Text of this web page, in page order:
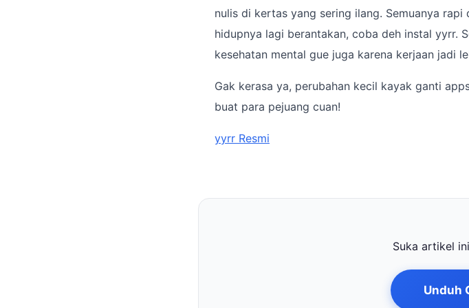
nulis di kertas yang sering ilang. Semuanya
hidupnya lagi berantakan, coba deh instal yyrr.
kesehatan mental gue juga karena kerjaan jadi
Gak kerasa ya, perubahan kecil kayak ganti
buat para pejuang cuan!
yyrr Resmi
Suka artikel
Unduh